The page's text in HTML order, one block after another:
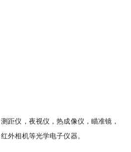
距仪，夜视仪，热成像仪，瞄准镜，
外相机等光学电子仪器。